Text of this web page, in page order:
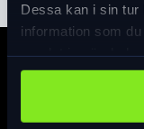
Dessa kan i sin tur
information som
- Cykel- och
- Perfekt för cykling
- Maxvikt per säte:
- Maxvikt: 45 kg.
- Rekommenderad
Specifikation